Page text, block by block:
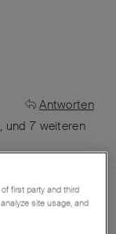
Antworten
, und 7 weiteren
first party and third
site usage, and